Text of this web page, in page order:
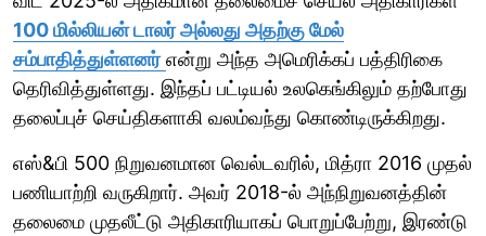
100 மில்லியன் டாலர் அல்லது அதற்கு மேல்
சம்பாதித்துள்ளனர் என்று அந்த அமெரிக்கப் பத்திரிகை
தெரிவித்துள்ளது. இந்தப் பட்டியல் உலகெங்கிலும் தற்போது
தலைப்புச் செய்திகளாகி வலம்வந்து கொண்டிருக்கிறது.
எஸ்&பி 500 நிறுவனமான வெல்டவரில், மித்ரா 2016 முதல்
பணியாற்றி வருகிறார். அவர் 2018-ல் அந்நிறுவனத்தின்
தலைமை முதலீட்டு அதிகாரியாகப் பொறுப்பேற்று, இரண்டு